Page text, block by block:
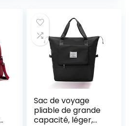
Sac de voyage
pliable de grande
capacité, léger,